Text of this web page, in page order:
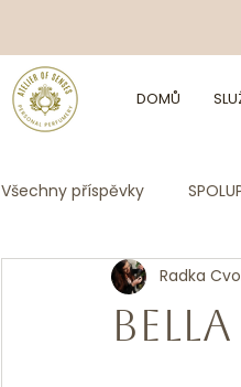
DOMŮ
Všechny příspěvky
Radka